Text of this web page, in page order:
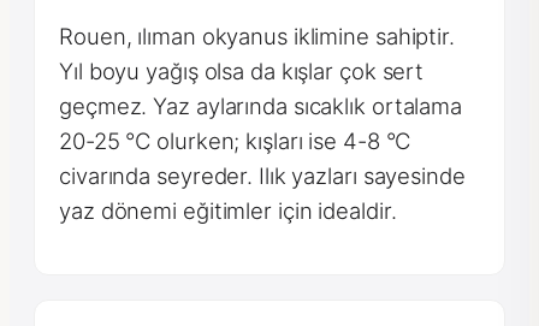
Rouen, ılıman okyanus iklimine sahiptir.
Yıl boyu yağış olsa da kışlar çok sert
geçmez. Yaz aylarında sıcaklık ortalama
20-25 °C olurken; kışları ise 4-8 °C
civarında seyreder. Ilık yazları sayesinde
yaz dönemi eğitimler için idealdir.